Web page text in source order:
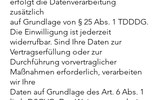
zusätzlich
auf Grundlage von § 25 Abs. 1 TDDDG.
Die Einwilligung ist jederzeit
widerrufbar. Sind Ihre Daten zur
Vertragserfüllung oder zur
Durchführung vorvertraglicher
Maßnahmen erforderlich, verarbeiten
wir Ihre
Daten auf Grundlage des Art. 6 Abs. 1